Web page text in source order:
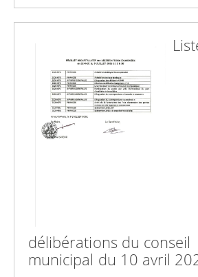
délibérations du conseil
municipal du 10 avril